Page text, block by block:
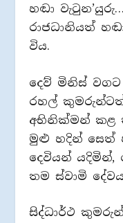
හඬා
රාජධානියත්
විය.
දෙව් මිනිස්
රහල්
අභිනික්මන් කළ
මුළු හදින් සෙත්
දෙවියන්
තම ස්වාමි
සිද්ධාර්ථ